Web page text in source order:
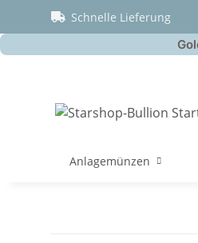
Schnelle Lieferung
Anlagemünzen